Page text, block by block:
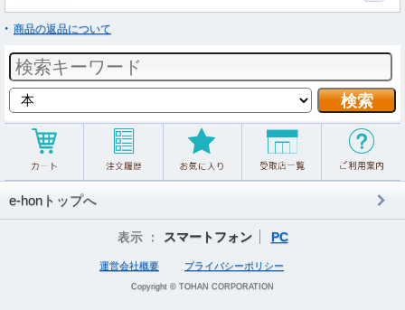
商品の返品について
e-honトップへ
表示 ： スマートフォン PC
運営会社概要 プライバシーポリシー
Copyright © TOHAN CORPORATION